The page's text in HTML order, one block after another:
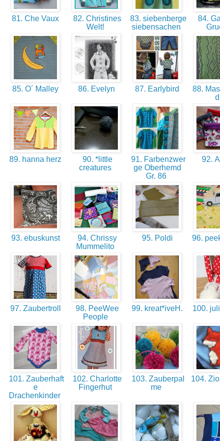
81. Che Vaux
82. Christines
Welt!
83. siebenberge
siebensachen
84.
85. O´ Malley 86. Evelyn 87. Earlybird
88.
89. hanna herz
90. *little
creatures
91. Farbenzwer
ge Oberhemd
Gr. 86
92.
93. ebuskunst
94. Chrissy
Mummelito
95. Poldi 96.
97. Zaubertroll
98. PeeWee
People
99. kreat*iveH. 100.
101. Zauberhaft
e
Drachenkinder
102. Charlotte
Fingerhut
103. Zauberpal
me
104.